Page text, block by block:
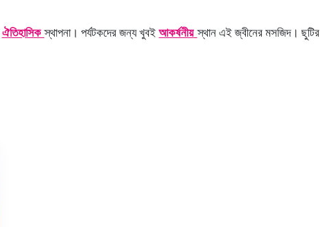
ঐতিহাসিক স্থাপনা। পর্যটকদের জন্য খুবইআকর্ষনীয় স্থান এই জ্বীনের মসজিদ। ছুটির